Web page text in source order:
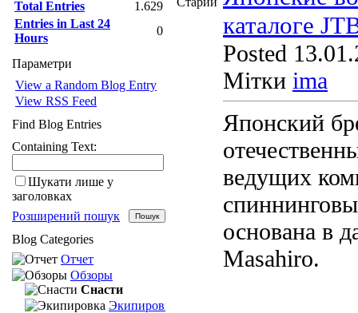
каталоге
Posted
Мітки ima
Японский
ведущих
основана в
Masahiro.
Total Entries
1.629
Entries in Last 24
Hours
0
Параметри
View a Random Blog Entry
View RSS Feed
Find Blog Entries
Containing Text:
Шукати лише у
заголовках
Розширений пошук
Blog Categories
Отчет
Обзоры
Снасти
Экипировка